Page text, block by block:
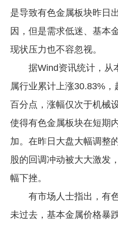
是导致有色金属板块昨日
因，但是需求低迷、基本
现状压力也不容忽视。
据Wind资讯统计，从
属行业累计上涨30.83%
百分点，涨幅仅次于机械
使得有色金属板块在短期
加。在昨日大盘大幅调整
股的回调冲动被大大激发
幅下挫。
有市场人士指出，有色
未过去，基本金属价格暴